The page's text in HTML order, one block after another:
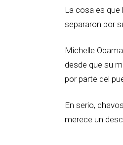
La cosa es
separaron por
Michelle
desde que su
por parte del
En serio,
merece un